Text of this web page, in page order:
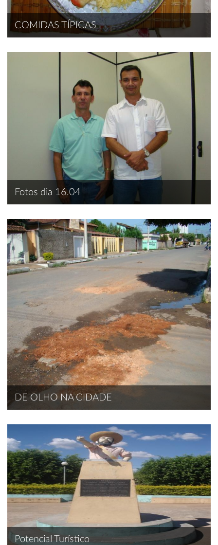
COMIDAS TÍPICAS
Fotos dia 16.04
DE OLHO NA CIDADE
Potencial Turístico